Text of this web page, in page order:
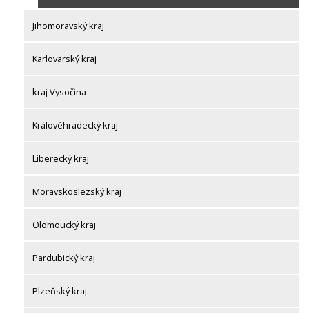
Jihomoravský kraj
Karlovarský kraj
kraj Vysočina
Královéhradecký kraj
Liberecký kraj
Moravskoslezský kraj
Olomoucký kraj
Pardubický kraj
Plzeňský kraj